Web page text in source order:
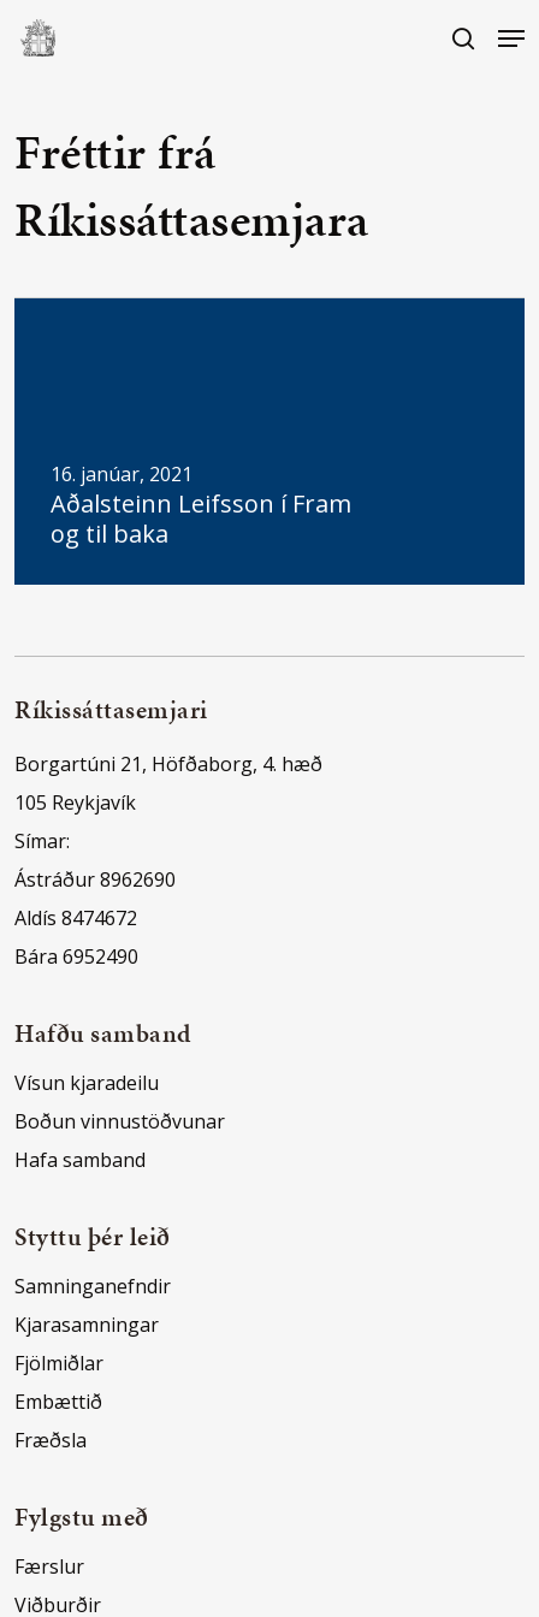
Skip
search
Fréttir frá
Ríkissáttasemjara
16. janúar, 2021
Aðalsteinn Leifsson í Fram
og til baka
Ríkissáttasemjari
Borgartúni 21, Höfðaborg, 4. hæð
105 Reykjavík
Símar:
Ástráður 8962690
Aldís 8474672
Bára 6952490
Hafðu samband
Vísun kjaradeilu
Boðun vinnustöðvunar
Hafa samband
Styttu þér leið
Samninganefndir
Kjarasamningar
Fjölmiðlar
Embættið
Fræðsla
Fylgstu með
Færslur
Viðburðir